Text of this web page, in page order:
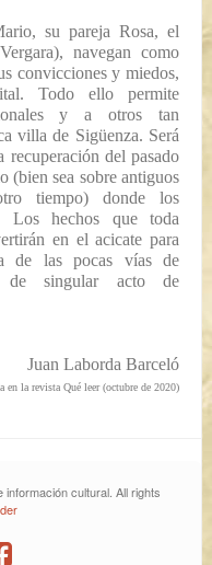
su pareja Rosa, el
navegan como
convicciones y miedos,
Todo ello permite
y a otros tan
villa de Sigüenza. Será
recuperación del pasado
(bien sea sobre antiguos
tiempo) donde los
Los hechos que toda
en el acicate para
de las pocas vías de
de singular acto de
Juan Laborda Barceló
en la revista Qué leer(octubre de 2020)
cultural. All rights